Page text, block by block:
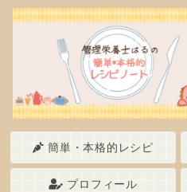
簡単・本格的レシピ
プロフィール